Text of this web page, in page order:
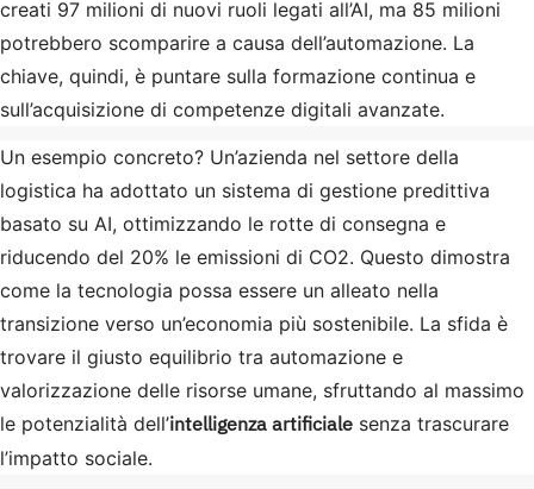
creati 97 milioni di nuovi ruoli legati all’AI, ma 85 milioni
potrebbero scomparire a causa dell’automazione. La
chiave, quindi, è puntare sulla formazione continua e
sull’acquisizione di competenze digitali avanzate.
Un esempio concreto? Un’azienda nel settore della
logistica ha adottato un sistema di gestione predittiva
basato su AI, ottimizzando le rotte di consegna e
riducendo del 20% le emissioni di CO2. Questo dimostra
come la tecnologia possa essere un alleato nella
transizione verso un’economia più sostenibile. La sfida è
trovare il giusto equilibrio tra automazione e
valorizzazione delle risorse umane, sfruttando al massimo
le potenzialità dell’intelligenza artificiale senza trascurare
l’impatto sociale.